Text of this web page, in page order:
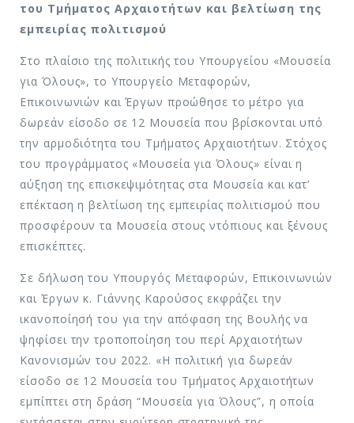
του Τμήματος Αρχαιοτήτων και βελτίωση της
εμπειρίας πολιτισμού
Στο πλαίσιο της πολιτικής του Υπουργείου «Μουσεία
για Όλους», το Υπουργείο Μεταφορών,
Επικοινωνιών και Έργων προώθησε το μέτρο για
δωρεάν είσοδο σε 12 Μουσεία που βρίσκονται υπό
την αρμοδιότητα του Τμήματος Αρχαιοτήτων. Στόχος
του προγράμματος «Μουσεία για Όλους» είναι η
αύξηση της επισκεψιμότητας στα Μουσεία και κατ’
επέκταση η βελτίωση της εμπειρίας πολιτισμού που
προσφέρουν τα Μουσεία στους ντόπιους και ξένους
επισκέπτες.
Σε δήλωση του Υπουργός Μεταφορών, Επικοινωνιών
και Έργων κ. Γιάννης Καρούσος εκφράζει την
ικανοποίησή του για την απόφαση της Βουλής να
ψηφίσει την τροποποίηση του περί Αρχαιοτήτων
Κανονισμών του 2022. «Η πολιτική για δωρεάν
είσοδο σε 12 Μουσεία του Τμήματος Αρχαιοτήτων
εμπίπτει στη δράση “Μουσεία για Όλους”, η οποία